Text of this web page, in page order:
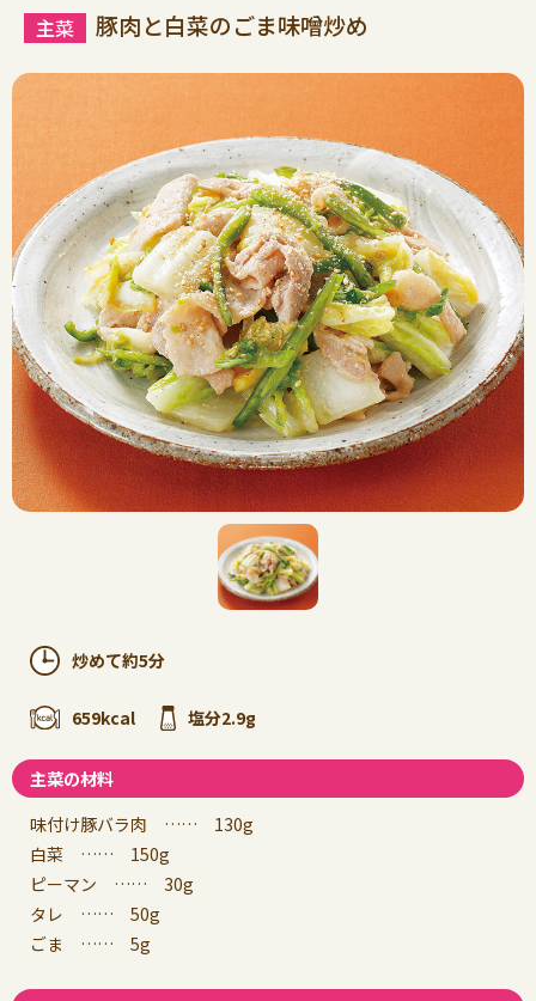
豚肉と白菜のごま味噌炒め
炒めて約5分
659kcal 塩分2.9g
主菜の材料
味付け豚バラ肉 …… 130g
白菜 …… 150g
ピーマン …… 30g
タレ …… 50g
ごま …… 5g